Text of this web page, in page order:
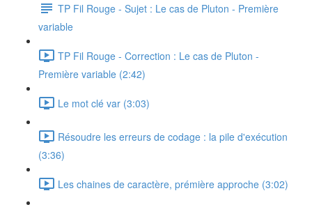
TP Fil Rouge - Sujet : Le cas de Pluton - Première
variable
TP Fil Rouge - Correction : Le cas de Pluton -
Première variable (2:42)
Le mot clé var (3:03)
Résoudre les erreurs de codage : la pile d'exécution
(3:36)
Les chaines de caractère, prémière approche (3:02)